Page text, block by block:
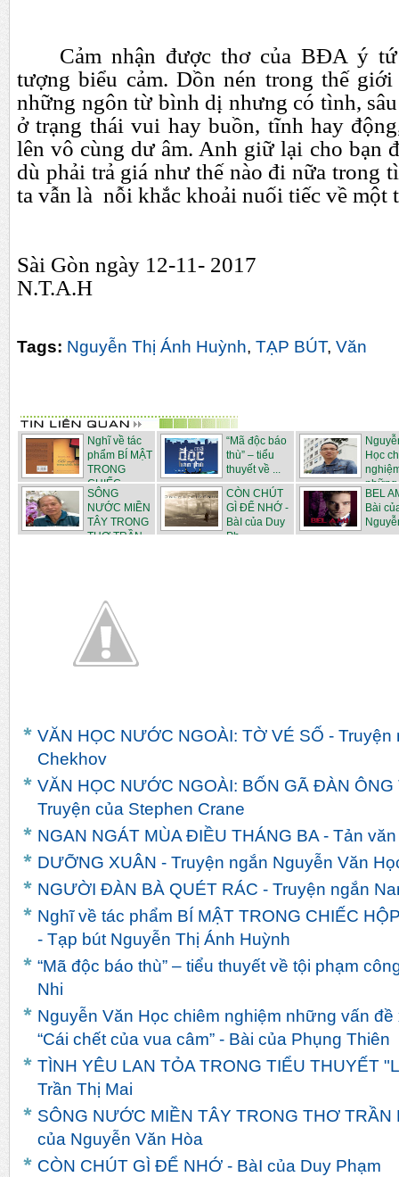
Cảm nhận được thơ của BĐA ý
tượng biểu cảm. Dồn nén trong thế
những ngôn từ bình dị nhưng có tình,
ở trạng thái vui hay buồn, tĩnh hay
lên vô cùng dư âm. Anh giữ lại cho bạn
dù phải trả giá như thế nào đi nữa trong
ta vẫn là nỗi khắc khoải nuối tiếc về một
Sài Gòn ngày 12-11- 2017
N.T.A.H
Tags: Nguyễn Thị Ánh Huỳnh, TẠP BÚT, Văn
Nghĩ về tác
phẩm BÍ MẬT
TRONG
CHIẾC...
“Mã độc báo
thù” – tiểu
thuyết về ...
Học
những
SÔNG
NƯỚC MIỀN
TÂY TRONG
THƠ TRẦN
CÒN CHÚT
GÌ ĐỂ NHỚ -
BàI của Duy
Ph...
BEL
Bài
VĂN HỌC NƯỚC NGOÀI: TỜ VÉ SỐ - Truyện
Chekhov
VĂN HỌC NƯỚC NGOÀI: BỐN GÃ ĐÀN
Truyện của Stephen Crane
NGAN NGÁT MÙA ĐIỀU THÁNG BA - Tản
DƯỠNG XUÂN - Truyện ngắn Nguyễn Văn
NGƯỜI ĐÀN BÀ QUÉT RÁC - Truyện ngắn
Nghĩ về tác phẩm BÍ MẬT TRONG CHIẾC
- Tạp bút Nguyễn Thị Ánh Huỳnh
“Mã độc báo thù” – tiểu thuyết về tội phạm
Nhi
Nguyễn Văn Học chiêm nghiệm những vấn
“Cái chết của vua câm” - Bài của Phụng Thiên
TÌNH YÊU LAN TỎA TRONG TIỂU THUYẾT
Trần Thị Mai
SÔNG NƯỚC MIỀN TÂY TRONG THƠ
của Nguyễn Văn Hòa
CÒN CHÚT GÌ ĐỂ NHỚ - BàI của Duy Phạm